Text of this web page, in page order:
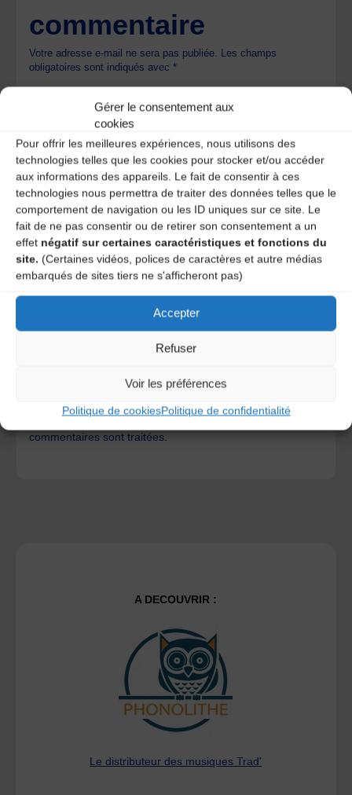
Gérer le consentement aux
cookies
Pour offrir les meilleures expériences, nous utilisons des
technologies telles que les cookies pour stocker et/ou accéder
aux informations des appareils. Le fait de consentir à ces
technologies nous permettra de traiter des données telles que le
comportement de navigation ou les ID uniques sur ce site. Le
fait de ne pas consentir ou de retirer son consentement a un
effet négatif sur certaines caractéristiques et fonctions du
site. (Certaines vidéos, polices de caractères et autre médias
embarqués de sites tiers ne s'afficheront pas)
Accepter
Refuser
Voir les préférences
Politique de cookiesPolitique de confidentialité
commentaire
Votre adresse e-mail ne sera pas publiée. Les champs
obligatoires sont indiqués avec*
Save my name, email, and site URL in my browser for next
Ce site utilise Akismet pour réduire les indésirables.En
savoir plus sur la façon dont les données de vos
commentaires sont traitées.
A DECOUVRIR :
Le distributeur des musiques Trad'